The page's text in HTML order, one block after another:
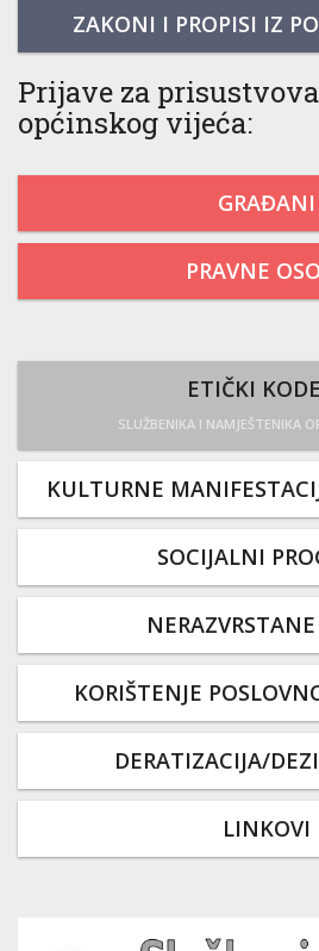
ZAKONI I PROPISI IZ
Prijave za
općinskog vijeća:
GRAĐANI
PRAVNE
ETIČKI
SLUŽBENIKA I NAMJEŠTENIKA
KULTURNE
SOCIJALNI
KORIŠTENJE
DERATIZACIJA/
LINKOVI